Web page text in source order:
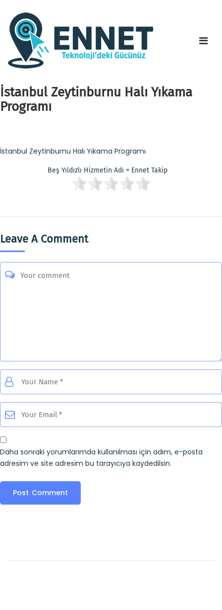
İstanbul Zeytinburnu Halı Yıkama
Programı
İstanbul Zeytinburnu Halı Yıkama Programı
Beş Yıldızlı Hizmetin Adı = Ennet Takip
Leave A Comment
Daha sonraki yorumlarımda kullanılması için adım, e-posta
adresim ve site adresim bu tarayıcıya kaydedilsin.